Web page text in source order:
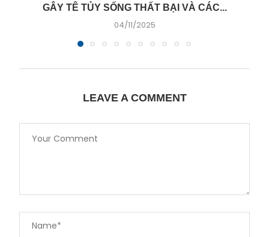
GÂY TÊ TỦY SỐNG THẤT BẠI VÀ CÁC...
04/11/2025
LEAVE A COMMENT